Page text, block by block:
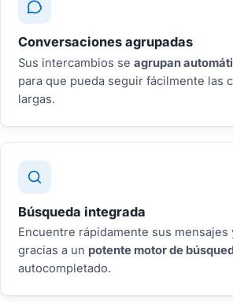
Conversaciones agrupadas
Sus intercambios se agrupan
para que pueda seguir fácilmente las
largas.
Búsqueda integrada
Encuentre rápidamente sus mensajes
gracias a un potente motor de
autocompletado.